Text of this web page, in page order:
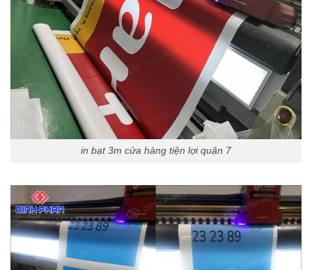
in bạt 3m cửa hàng tiện lợi quận 7